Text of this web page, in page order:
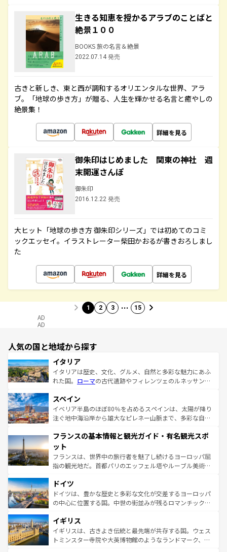
生きる知恵を授かるアラブのことばと
絶景１００
BOOKS 旅の名言＆絶景
2022.07.14 発売
古きと新しき、東と西が調和するオリエンタルな世界、アラ
ブ。「地球の歩き方」が贈る、人生を輝かせる名言と癒やしの
絶景集！
詳細を見る
御朱印はじめました 関東の神社 週
末開運さんぽ
御朱印
2016.12.22 発売
大ヒット「地球の歩き方 御朱印シリーズ」では初めてのコミ
ックエッセイ。イラストレーター柴田かおるが書きおろしまし
た
詳細を見る
1 2 3 … 15
AD
AD
人気の国と地域から探す
イタリア
イタリアは歴史、文化、グルメ、自然と多彩な魅力にあふ
れた国。 ローマの古代遺跡やフィレンツェのルネッサンス
ろん、トスカーナの美しい田園風景やアマルフィ海岸の絶
景など、自然景観も見逃せない。観光の合間には、本場の
ピザやパスタなど、絶品のイタリア料理を堪能することも
ませてくれるイタリアで、忘れられない旅をしてみよう！
なお、新着のイタリア情報は
しい。
スペイン
イベリア半島のほぼ80％を占めるスペインは、太陽が降り
注ぐ地中海沿岸から雄大なピレネー山脈まで、多彩な自然
文化が根付くこの国では、情熱的なフラメンコ、熱気あふ
れる闘牛、そして美味しいタパスが生活の一部となってい
る。首都マドリードの洗練された雰囲気や、バルセロナの
アートに溢れた街角から、地方では古代ローマ遺跡や中世
せる。地方によって風土や気候が異なるスペインはその個
性で訪れる人を魅了する。 なお、新着のスペイン情報は コ
ンテンツ一覧を参照してほしい。
フランスの基本情報と観光ガイド・有名観光スポ
ット
フランスは、世界中の旅行者を魅了し続けるヨーロッパ屈
指の観光地だ。首都パリのエッフェル塔やルーブル美術館
で、幅広い魅力が詰まっている。華麗な宮殿、歴史的な大
聖堂、美しいビーチ、そして豊かな自然が、訪れる者を心
から魅了する。また、フランスは美食の国としても知ら
いる。シャンパンの発祥地であるランス、プロヴァンスの
香り高いラベンダー畑など、多彩な楽しみ方が可能だ。さ
らに、パリ以外の地域にも魅力が溢れており、どの街角に
ドイツ
ドイツは、豊かな歴史と多彩な文化が交差するヨーロッパ
の中心に位置する国。中世の街並みが残るロマンチック街
顔を持つこの国は、どこを歩いても飽きることがない。ベ
ルリンの文化的活気、バイエルン州のアルプスの絶景、そ
してライン川沿いのワイン畑といった風景は必見。ビール
イギリス
イギリスは、古きよき伝統と最先端が共存する国。ウェス
トミンスター寺院や大英博物館のようなランドマーク、歴